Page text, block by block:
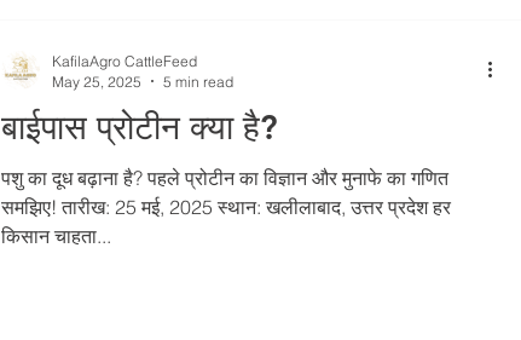
बाईपास प्रोटीन क्या है?
पशु का दूध बढ़ाना है? पहले प्रोटीन का विज्ञान और मुनाफे का गणित
समझिए! तारीख: 25 मई, 2025 स्थान: खलीलाबाद, उत्तर प्रदेश हर
किसान चाहता...
KafilaAgro CattleFeed
May 25, 2025
5 min read